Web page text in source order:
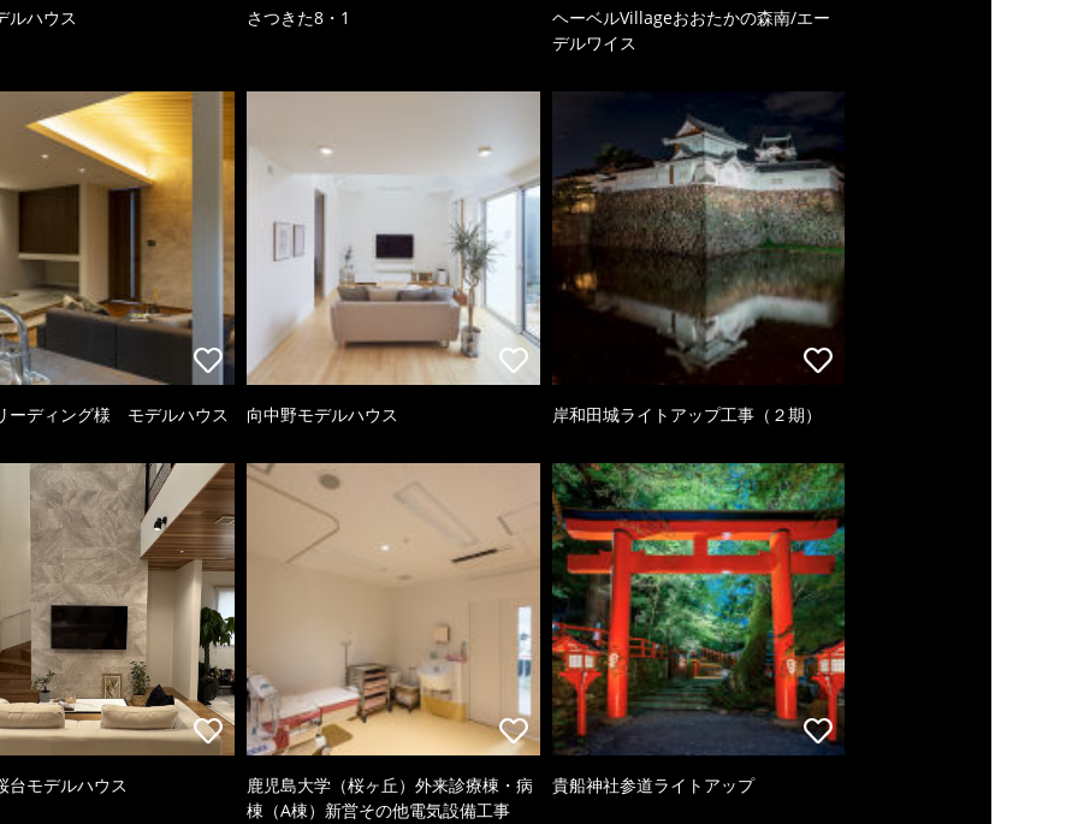
ルハウス さつきた8・1
ヘーベルVillageおおたかの森南/エー
デルワイス
ーディング様 モデルハウス 向中野モデルハウス 岸和田城ライトアップ工事（２期）
台モデルハウス
鹿児島大学（桜ヶ丘）外来診療棟・病
棟（A棟）新営その他電気設備工事
貴船神社参道ライトアップ